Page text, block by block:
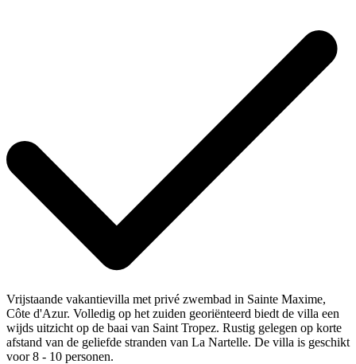
Vrijstaande vakantievilla met privé zwembad in Sainte Maxime,
Côte d'Azur. Volledig op het zuiden georiënteerd biedt de villa een
wijds uitzicht op de baai van Saint Tropez. Rustig gelegen op korte
afstand van de geliefde stranden van La Nartelle. De villa is geschikt
voor 8 - 10 personen.